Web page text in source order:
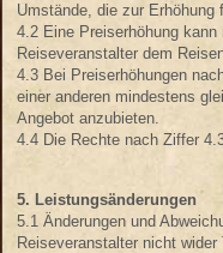
Umstände, die zur
4.2 Eine Preiserhöhung
Reiseveranstalter dem
4.3 Bei Preiserhöhungen
einer anderen mindestens
Angebot anzubieten.
4.4 Die Rechte nach Ziffer
5. Leistungsänderungen
5.1 Änderungen und
Reiseveranstalter nicht